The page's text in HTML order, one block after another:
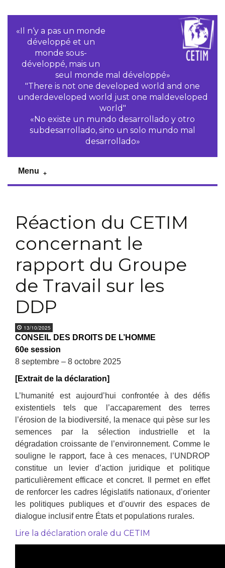
«Il n‘y a pas un monde
développé et un
monde sous-
développé, mais un
seul monde mal développé»
"There is not one developed world and one
underdeveloped world just one maldeveloped
world"
«No existe un mundo desarrollado y otro
subdesarrollado, sino un solo mundo mal
desarrollado»
Menu
Réaction du CETIM
concernant le
rapport du Groupe
de Travail sur les
DDP
13/10/2025
CONSEIL DES DROITS DE L’HOMME
60e session
8 septembre – 8 octobre 2025
[Extrait de la déclaration]
L’humanité est aujourd’hui confrontée à des défis
existentiels tels que l’accaparement des terres
l’érosion de la biodiversité, la menace qui pèse sur les
semences par la sélection industrielle et la
dégradation croissante de l’environnement. Comme le
souligne le rapport, face à ces menaces, l’UNDROP
constitue un levier d’action juridique et politique
particulièrement efficace et concret. Il permet en effet
de renforcer les cadres législatifs nationaux, d’orienter
les politiques publiques et d’ouvrir des espaces de
dialogue inclusif entre États et populations rurales.
Lire la déclaration orale du CETIM